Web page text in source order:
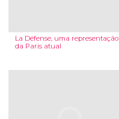
La Défense, uma representação
da Paris atual